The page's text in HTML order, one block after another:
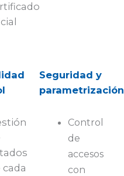
cada
Seguridad y
parametrización
Control
de
accesos
con